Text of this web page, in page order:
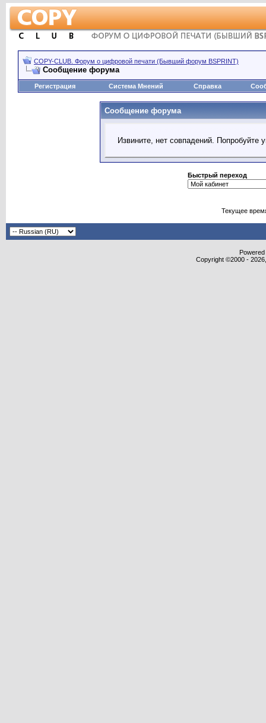
COPY-CLUB. Форум о цифровой печати (Бывший форум BSPRINT)
Сообщение форума
Регистрация Система Мнений Справка
Сообщение форума
Извините, нет совпадений. Попробуйте
Быстрый переход
Текущее
Copyright ©2000 -